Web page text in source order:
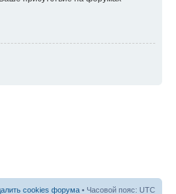
cookies форума • Часовой пояс: UTC